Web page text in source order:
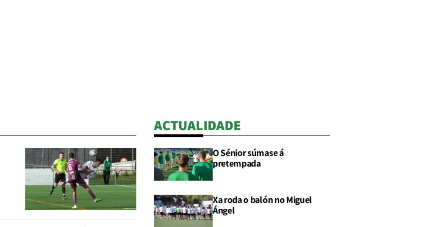
ACTUALIDADE
O Sénior súmase á
pretempada
Xa roda o balón no Miguel
Ángel